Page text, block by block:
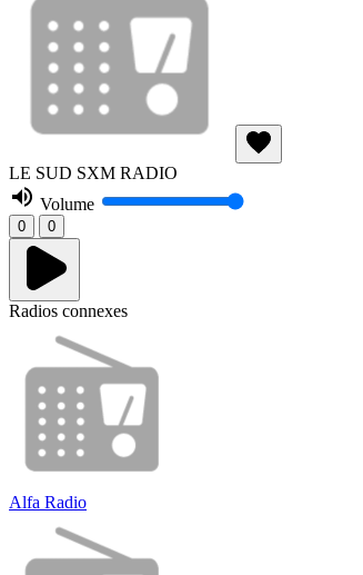
LE SUD SXM RADIO
Volume
0 0
Radios connexes
Alfa Radio